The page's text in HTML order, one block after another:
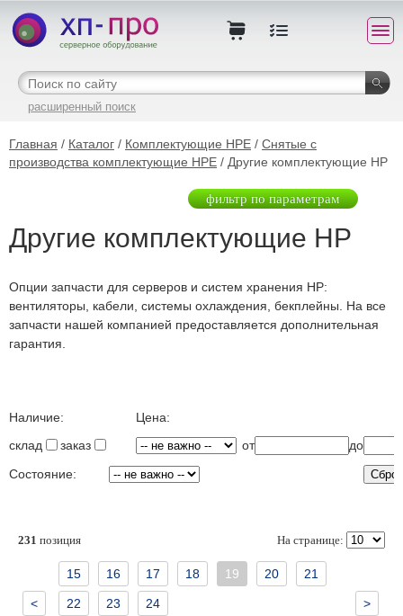
расширенный поиск
Главная / Каталог / Комплектующие HPE / Снятые с
производства комплектующие HPE / Другие комплектующие HP
фильтр по параметрам
Другие комплектующие HP
Опции запчасти для серверов и систем хранения HP:
вентиляторы, кабели, системы охлаждения, бекплейны. На все
запчасти нашей компанией предоставляется дополнительная
гарантия.
Наличие:
Цена:
склад
заказ от
до
Состояние:
231 позиция
<
15 16 17 18 19 20 21
22 23 24 >
На странице: